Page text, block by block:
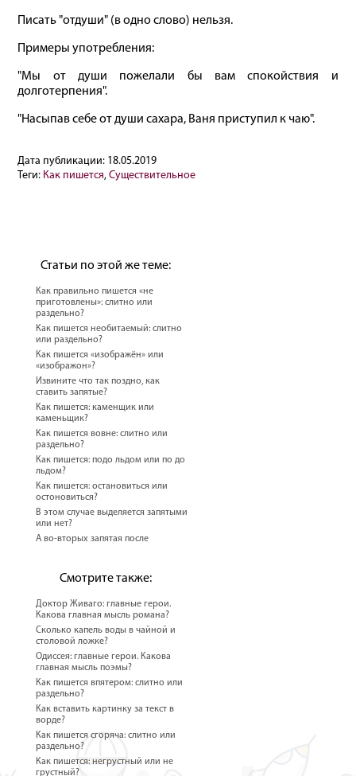
Писать "отдуши" (в одно слово) нельзя.
Примеры употребления:
"Мы от души пожелали бы вам спокойствия и
долготерпения".
"Насыпав себе от души сахара, Ваня приступил к чаю".
Дата публикации: 18.05.2019
Теги: Как пишется,Существительное
Статьи по этой же теме:
Как правильно пишется «не
приготовлены»: слитно или
раздельно?
Как пишется необитаемый: слитно
или раздельно?
Как пишется «изображён» или
«изображон»?
Извините что так поздно, как
ставить запятые?
Как пишется: каменщик или
каменьщик?
Как пишется вовне: слитно или
раздельно?
Как пишется: подо льдом или по до
льдом?
Как пишется: остановиться или
остоновиться?
В этом случае выделяется запятыми
или нет?
А во-вторых запятая после
Смотрите также:
Доктор Живаго: главные герои.
Какова главная мысль романа?
Сколько капель воды в чайной и
столовой ложке?
Одиссея: главные герои. Какова
главная мысль поэмы?
Как пишется впятером: слитно или
раздельно?
Как вставить картинку за текст в
ворде?
Как пишется сгоряча: слитно или
раздельно?
Как пишется: негрустный или не
грустный?